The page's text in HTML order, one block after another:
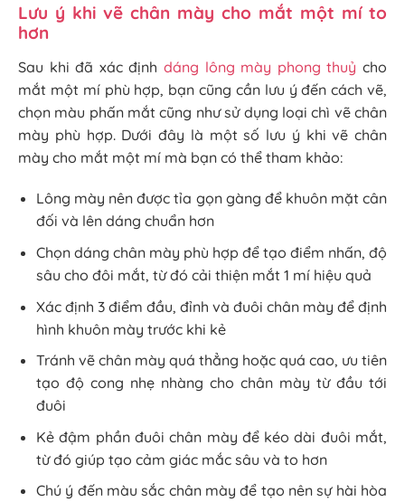
Lưu ý khi vẽ chân mày cho mắt một mí to
hơn
Sau khi đã xác định dáng lông mày phong thuỷ cho
mắt một mí phù hợp, bạn cũng cần lưu ý đến cách vẽ,
chọn màu phấn mắt cũng như sử dụng loại chì vẽ chân
mày phù hợp. Dưới đây là một số lưu ý khi vẽ chân
mày cho mắt một mí mà bạn có thể tham khảo:
Lông mày nên được tỉa gọn gàng để khuôn mặt cân
đối và lên dáng chuẩn hơn
Chọn dáng chân mày phù hợp để tạo điểm nhấn, độ
sâu cho đôi mắt, từ đó cải thiện mắt 1 mí hiệu quả
Xác định 3 điểm đầu, đỉnh và đuôi chân mày để định
hình khuôn mày trước khi kẻ
Tránh vẽ chân mày quá thẳng hoặc quá cao, ưu tiên
tạo độ cong nhẹ nhàng cho chân mày từ đầu tới
đuôi
Kẻ đậm phần đuôi chân mày để kéo dài đuôi mắt,
từ đó giúp tạo cảm giác mắc sâu và to hơn
Chú ý đến màu sắc chân mày để tạo nên sự hài hòa